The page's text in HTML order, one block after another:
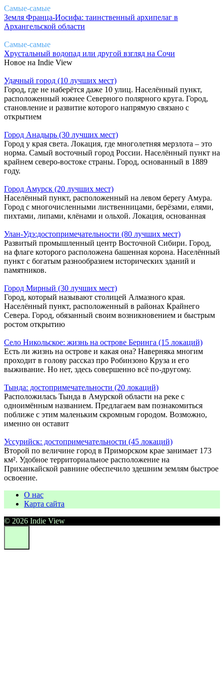
Самые-самые
Земля Франца-Иосифа: таинственный архипелаг в
Архангельской области
Самые-самые
Хрустальный водопад или другой взгляд на Сочи
Новое на Indie View
Удачный город (10 лучших мест)
Город, где не наберётся даже 10 улиц. Населённый пункт,
расположенный южнее Северного полярного круга. Город,
становление и развитие которого напрямую связано с
открытием
Город Анадырь (30 лучших мест)
Город у края света. Локация, где многолетняя мерзлота – это
норма. Самый восточный город России. Населённый пункт на
крайнем северо-востоке страны. Город, основанный в 1889
году.
Город Амурск (20 лучших мест)
Населённый пункт, расположенный на левом берегу Амура.
Город с многочисленными лиственницами, берёзами, елями,
пихтами, липами, клёнами и ольхой. Локация, основанная
Улан-Удэ:достопримечательности (80 лучших мест)
Развитый промышленный центр Восточной Сибири. Город,
на флаге которого расположена башенная корона. Населённый
пункт с богатым разнообразием исторических зданий и
памятников.
Город Мирный (30 лучших мест)
Город, который называют столицей Алмазного края.
Населённый пункт, расположенный в районах Крайнего
Севера. Город, обязанный своим возникновением и быстрым
ростом открытию
Село Никольское: жизнь на острове Беринга (15 локаций)
Есть ли жизнь на острове и какая она? Наверняка многим
проходит в голову рассказ про Робинзоно Круза и его
выживание. Но нет, здесь совершенно всё по-другому.
Тында: достопримечательности (20 локаций)
Расположилась Тында в Амурской области на реке с
одноимённым названием. Предлагаем вам познакомиться
поближе с этим маленьким скромным городом. Возможно,
именно он оставит
Уссурийск: достопримечательности (45 локаций)
Второй по величине город в Приморском крае занимает 173
км². Удобное территориальное расположение на
Приханкайской равнине обеспечило здешним землям быстрое
освоение.
О нас
Карта сайта
© 2026 Indie View